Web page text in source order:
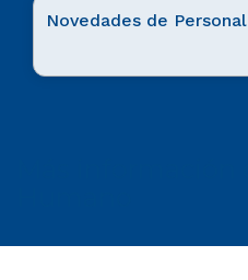
Novedades de Personal